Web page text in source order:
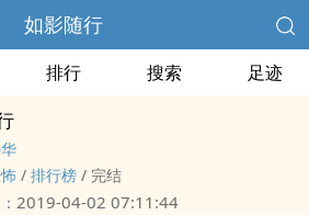
如影随行
排行 搜索 足迹
/ 排行榜 / 完结
2019-04-02 07:11:44